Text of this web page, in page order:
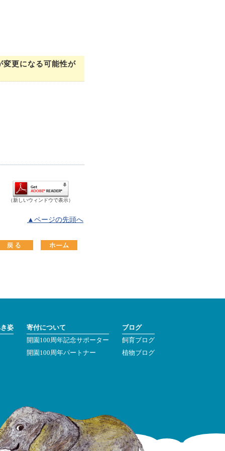
更になる可能性が
（新しいウィンドウで表示）
▲ページの先頭へ
姿
寄付について
開園100周年記念サポーター
開園100周年パートナー
ブログ
飼育ブログ
植物ブログ